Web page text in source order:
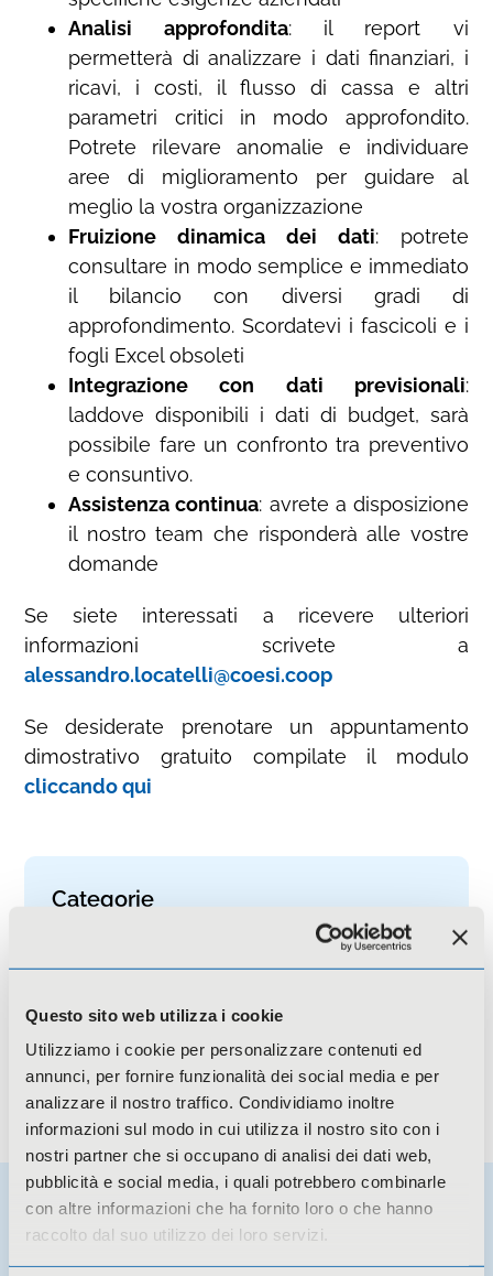
Questo sito web utilizza i cookie
Utilizziamo i cookie per personalizzare contenuti ed
annunci, per fornire funzionalità dei social media e per
analizzare il nostro traffico. Condividiamo inoltre
informazioni sul modo in cui utilizza il nostro sito con i
nostri partner che si occupano di analisi dei dati web,
pubblicità e social media, i quali potrebbero combinarle
con altre informazioni che ha fornito loro o che hanno
raccolto dal suo utilizzo dei loro servizi.
Analisi approfondita: il report vi
permetterà di analizzare i dati finanziari, i
ricavi, i costi, il flusso di cassa e altri
parametri critici in modo approfondito.
Potrete rilevare anomalie e individuare
aree di miglioramento per guidare al
meglio la vostra organizzazione
Fruizione dinamica dei dati: potrete
consultare in modo semplice e immediato
il bilancio con diversi gradi di
approfondimento. Scordatevi i fascicoli e i
fogli Excel obsoleti
Integrazione con dati previsionali:
laddove disponibili i dati di budget, sarà
possibile fare un confronto tra preventivo
e consuntivo.
Assistenza continua: avrete a disposizione
il nostro team che risponderà alle vostre
domande
Se siete interessati a ricevere ulteriori
informazioni scrivete a
alessandro.locatelli@coesi.coop
Se desiderate prenotare un appuntamento
dimostrativo gratuito compilate il modulo
cliccando qui
Categorie
Novità
Potresti essere interessato a